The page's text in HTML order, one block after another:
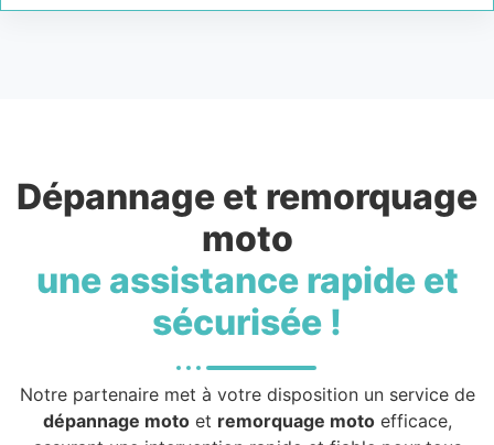
Dépannage et remorquage
moto
une assistance rapide et
sécurisée !
Notre partenaire met à votre disposition un service de
dépannage motoet remorquage motoefficace,